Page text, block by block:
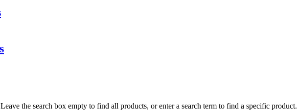
Leave the search box empty to find all products, or enter a search term to find a specific product.